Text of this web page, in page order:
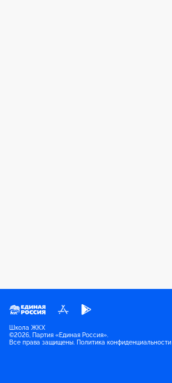
Школа ЖКХ
©2026 , Партия «Единая Россия».
Все права защищены. Политика конфиденциальности